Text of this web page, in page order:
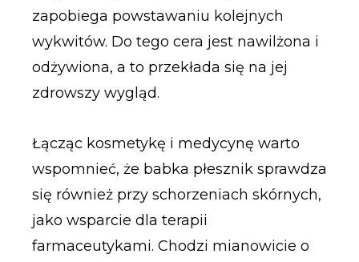
zapobiega powstawaniu kolejnych
wykwitów. Do tego cera jest nawilżona i
odżywiona, a to przekłada się na jej
zdrowszy wygląd.
Łącząc kosmetykę i medycynę warto
wspomnieć, że babka płesznik sprawdza
się również przy schorzeniach skórnych,
jako wsparcie dla terapii
farmaceutykami. Chodzi mianowicie o